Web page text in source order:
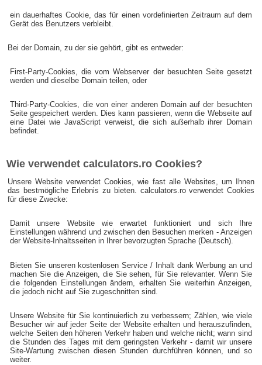
ein dauerhaftes Cookie, das für einen vordefinierten Zeitraum auf dem
Gerät des Benutzers verbleibt.
Bei der Domain, zu der sie gehört, gibt es entweder:
First-Party-Cookies, die vom Webserver der besuchten Seite gesetzt
werden und dieselbe Domain teilen, oder
Third-Party-Cookies, die von einer anderen Domain auf der besuchten
Seite gespeichert werden. Dies kann passieren, wenn die Webseite auf
eine Datei wie JavaScript verweist, die sich außerhalb ihrer Domain
befindet.
Wie verwendet calculators.ro Cookies?
Unsere Website verwendet Cookies, wie fast alle Websites, um Ihnen
das bestmögliche Erlebnis zu bieten. calculators.ro verwendet Cookies
für diese Zwecke:
Damit unsere Website wie erwartet funktioniert und sich Ihre
Einstellungen während und zwischen den Besuchen merken - Anzeigen
der Website-Inhaltsseiten in Ihrer bevorzugten Sprache (Deutsch).
Bieten Sie unseren kostenlosen Service / Inhalt dank Werbung an und
machen Sie die Anzeigen, die Sie sehen, für Sie relevanter. Wenn Sie
die folgenden Einstellungen ändern, erhalten Sie weiterhin Anzeigen,
die jedoch nicht auf Sie zugeschnitten sind.
Unsere Website für Sie kontinuierlich zu verbessern; Zählen, wie viele
Besucher wir auf jeder Seite der Website erhalten und herauszufinden,
welche Seiten den höheren Verkehr haben und welche nicht; wann sind
die Stunden des Tages mit dem geringsten Verkehr - damit wir unsere
Site-Wartung zwischen diesen Stunden durchführen können, und so
weiter.